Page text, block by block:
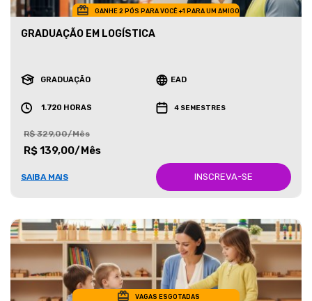
GANHE 2 PÓS PARA VOCÊ +1 PARA UM AMIGO
GRADUAÇÃO EM LOGÍSTICA
GRADUAÇÃO EAD
1.720 HORAS 4 SEMESTRES
R$ 329,00/Mês
R$ 139,00/Mês
SAIBA MAIS INSCREVA-SE
VAGAS ESGOTADAS